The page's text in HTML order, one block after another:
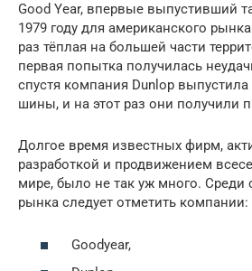
Good Year, впервые выпустивший
1979 году для американского
раз тёплая на большей части
первая попытка получилась
спустя компания Dunlop
шины, и на этот раз они получили
Долгое время известных фирм,
разработкой и продвижением
мире, было не так уж много. Среди
рынка следует отметить компании:
Goodyear,